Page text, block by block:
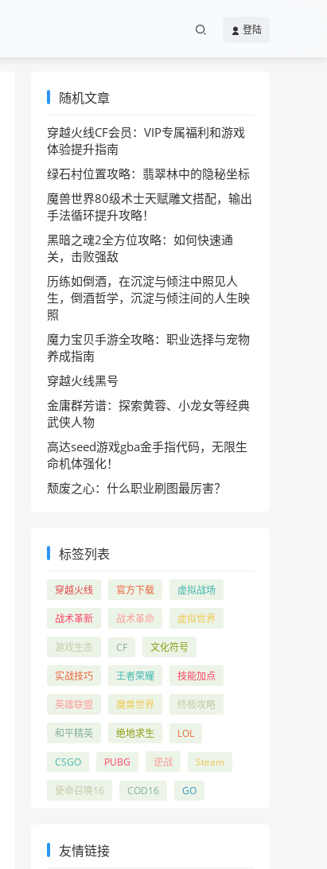
登陆
随机文章
穿越火线CF会员：VIP专属福利和游戏
体验提升指南
绿石村位置攻略：翡翠林中的隐秘坐标
魔兽世界80级术士天赋雕文搭配，输出
手法循环提升攻略！
黑暗之魂2全方位攻略：如何快速通
关，击败强敌
历练如倒酒，在沉淀与倾注中照见人
生，倒酒哲学，沉淀与倾注间的人生映
照
魔力宝贝手游全攻略：职业选择与宠物
养成指南
穿越火线黑号
金庸群芳谱：探索黄蓉、小龙女等经典
武侠人物
高达seed游戏gba金手指代码，无限生
命机体强化！
颓废之心：什么职业刷图最厉害？
标签列表
穿越火线 官方下载 虚拟战场
战术革新 战术革命 虚拟世界
游戏生态 CF 文化符号
实战技巧 王者荣耀 技能加点
英雄联盟 魔兽世界 终极攻略
和平精英 绝地求生 LOL
CSGO PUBG 逆战 Steam
使命召唤16 COD16 GO
友情链接